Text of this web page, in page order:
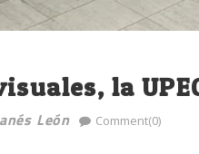
la
León Comment(0)